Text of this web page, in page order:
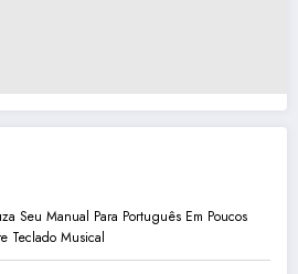
Seu Manual Para Português Em Poucos
Teclado Musical